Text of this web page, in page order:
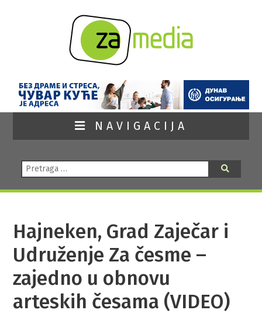
NAVIGACIJA
Pretraga:
Hajneken, Grad Zaječar i
Udruženje Za česme –
zajedno u obnovu
arteskih česama (VIDEO)